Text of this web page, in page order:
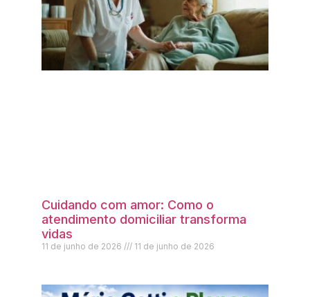
Cuidando com amor: Como o
atendimento domiciliar transforma
vidas
11 de junho de 2026 11 de junho de 2026